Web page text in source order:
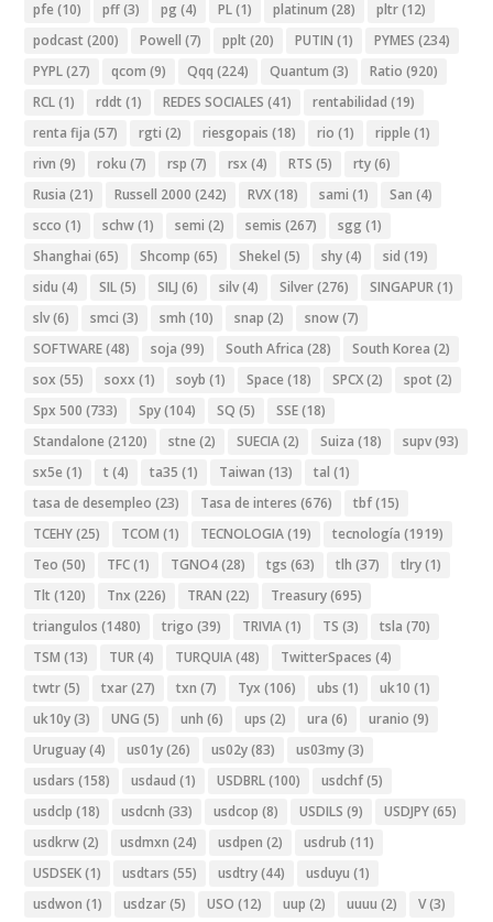
pfe (10) pff(3) pg (4) PL(1) platinum (28) pltr(12)
podcast (200) Powell (7) pplt (20) PUTIN (1) PYMES (234)
PYPL(27) qcom (9) Qqq (224) Quantum (3) Ratio (920)
RCL(1) rddt (1) REDES SOCIALES (41) rentabilidad (19)
renta fija (57) rgti (2) riesgopais (18) rio (1) ripple (1)
rivn (9) roku (7) rsp (7) rsx (4) RTS (5) rty(6)
Rusia (21) Russell 2000 (242) RVX(18) sami (1) San (4)
scco (1) schw(1) semi (2) semis (267) sgg (1)
Shanghai (65) Shcomp (65) Shekel (5) shy(4) sid (19)
sidu (4) SIL(5) SILJ (6) silv(4) Silver(276) SINGAPUR(1)
slv(6) smci (3) smh (10) snap (2) snow(7)
SOFTWARE(48) soja (99) South Africa (28) South Korea (2)
sox (55) soxx (1) soyb (1) Space (18) SPCX(2) spot (2)
Spx 500 (733) Spy(104) SQ (5) SSE(18)
Standalone (2120) stne (2) SUECIA(2) Suiza (18) supv(93)
sx5e (1) t (4) ta35 (1) Taiwan (13) tal (1)
tasa de desempleo (23) Tasa de interes (676) tbf(15)
TCEHY(25) TCOM (1) TECNOLOGIA(19) tecnología (1919)
Teo (50) TFC(1) TGNO4(28) tgs (63) tlh (37) tlry(1)
Tlt (120) Tnx (226) TRAN (22) Treasury(695)
triangulos (1480) trigo (39) TRIVIA(1) TS (3) tsla (70)
TSM (13) TUR(4) TURQUIA(48) TwitterSpaces (4)
twtr(5) txar(27) txn (7) Tyx (106) ubs (1) uk10 (1)
uk10y(3) UNG (5) unh (6) ups (2) ura (6) uranio (9)
Uruguay(4) us01y(26) us02y(83) us03my(3)
usdars (158) usdaud (1) USDBRL(100) usdchf(5)
usdclp (18) usdcnh (33) usdcop (8) USDILS (9) USDJPY(65)
usdkrw(2) usdmxn (24) usdpen (2) usdrub (11)
USDSEK(1) usdtars (55) usdtry(44) usduyu (1)
usdwon (1) usdzar(5) USO (12) uup (2) uuuu (2) V(3)